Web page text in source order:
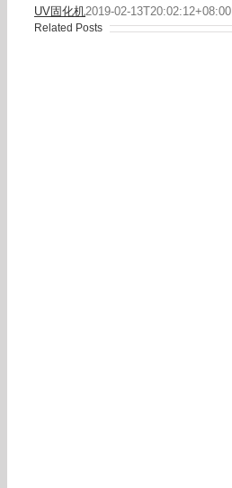
UV固化机2019-02-13T20:02:12+08:00
Related Posts